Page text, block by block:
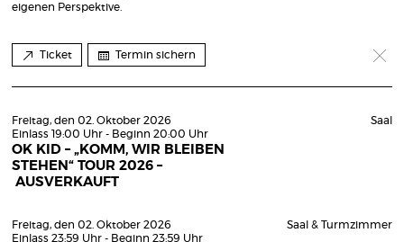
eigenen Perspektive.
Ticket Termin sichern
Freitag, den 02. Oktober 2026
Einlass 19:00 Uhr - Beginn 20:00 Uhr
OK KID – „KOMM, WIR BLEIBEN
STEHEN“ TOUR 2026 –
AUSVERKAUFT
Saal
Freitag, den 02. Oktober 2026
Einlass 23:59 Uhr - Beginn 23:59 Uhr
Saal & Turmzimmer